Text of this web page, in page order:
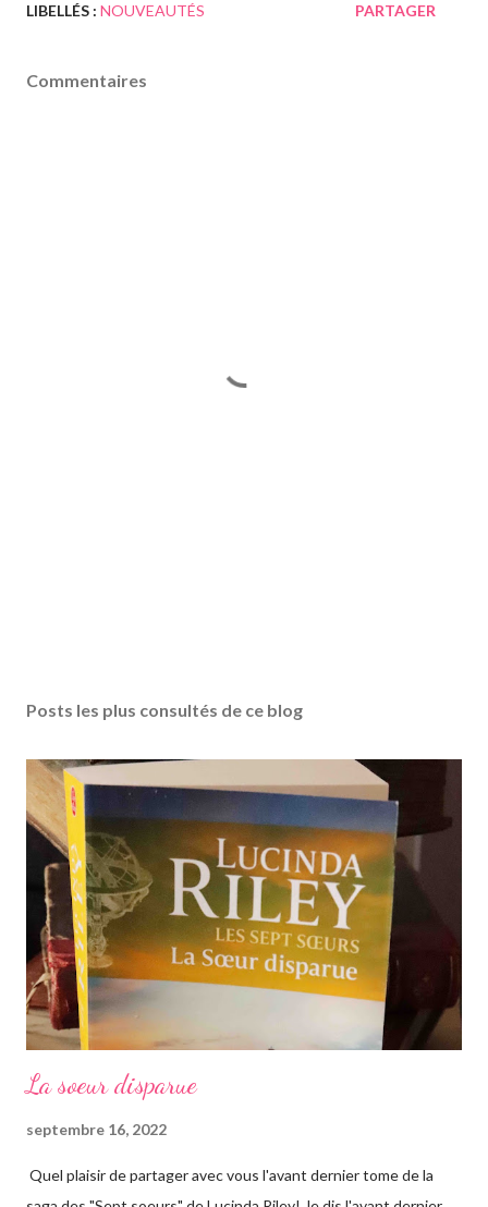
LIBELLÉS : NOUVEAUTÉS PARTAGER
Commentaires
Posts les plus consultés de ce blog
La soeur disparue
septembre 16, 2022
Quel plaisir de partager avec vous l'avant dernier tome de la